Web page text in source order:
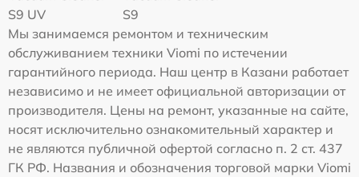
S9 UV
S9
Мы занимаемся ремонтом и техническим
обслуживанием техники Viomi по истечении
гарантийного периода. Наш центр в Казани работает
независимо и не имеет официальной авторизации от
производителя. Цены на ремонт, указанные на сайте,
носят исключительно ознакомительный характер и
не являются публичной офертой согласно п. 2 ст. 437
ГК РФ. Названия и обозначения торговой марки Viomi